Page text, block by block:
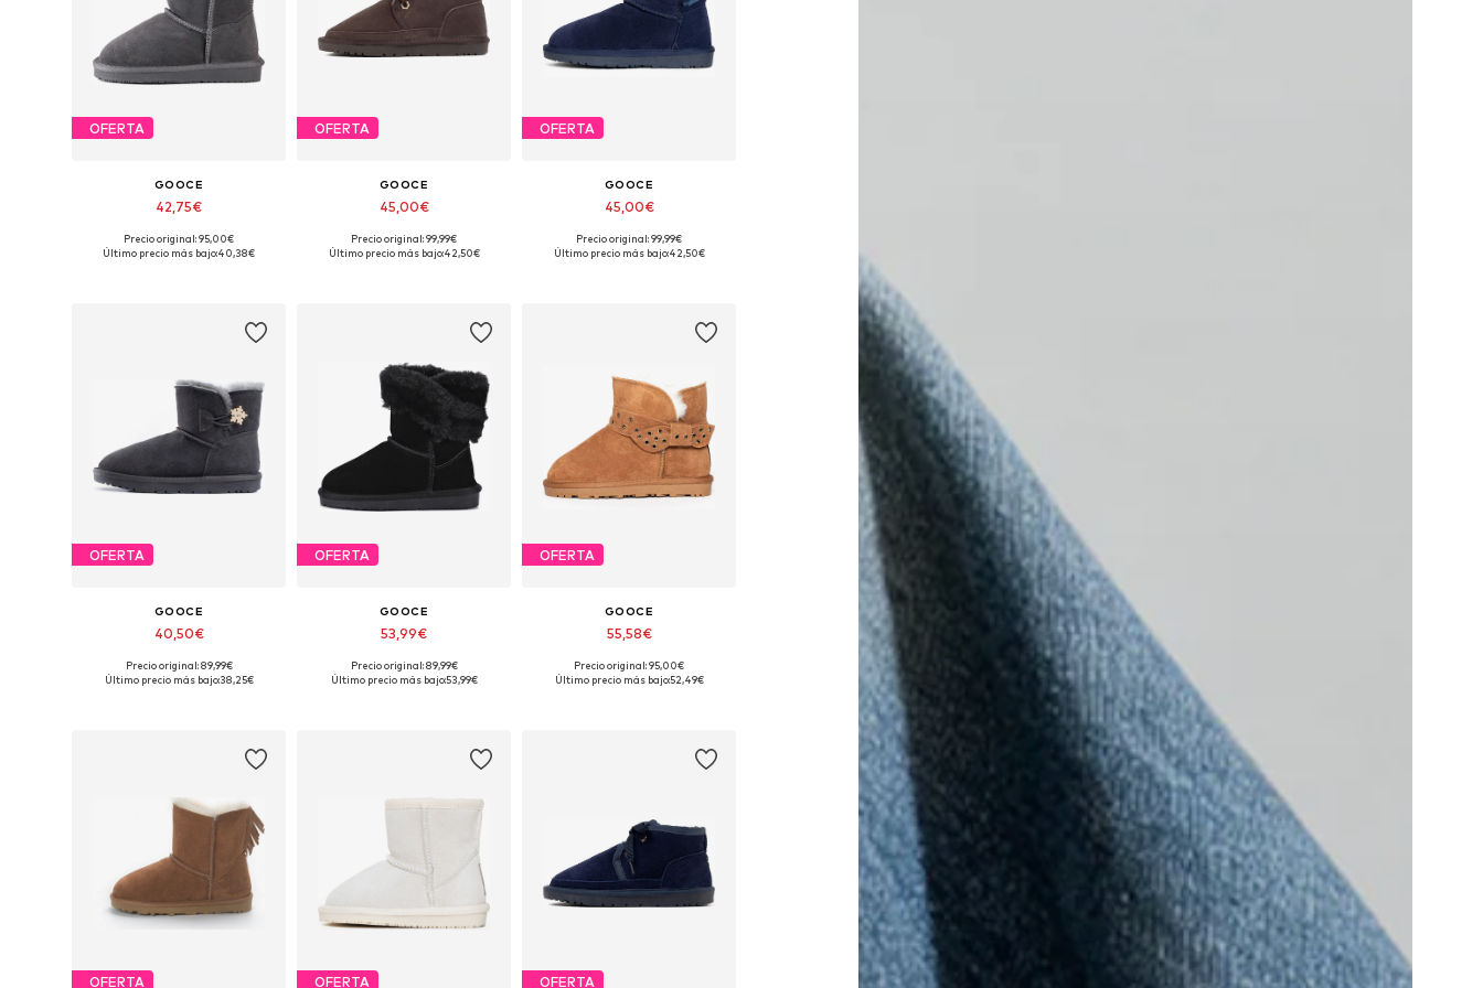
OFERTA
GOOCE
42,75€
Disponible en muchas tallas
Precio original: 95,00€
Último precio más bajo:40,38€
OFERTA
GOOCE
45,00€
Disponible en muchas tallas
Precio original: 99,99€
Último precio más bajo:42,50€
OFERTA
GOOCE
45,00€
Precio original: 99,99€
Último precio más bajo:42,50€
OFERTA
GOOCE
40,50€
Precio original: 89,99€
Último precio más bajo:38,25€
OFERTA
GOOCE
53,99€
Precio original: 89,99€
Último precio más bajo:53,99€
OFERTA
GOOCE
55,58€
Precio original: 95,00€
Último precio más bajo:52,49€
OFERTA OFERTA OFERTA